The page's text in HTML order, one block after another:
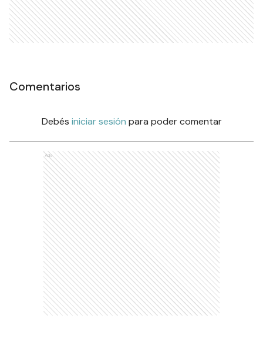
Comentarios
Debés iniciar sesión para poder comentar
Ads